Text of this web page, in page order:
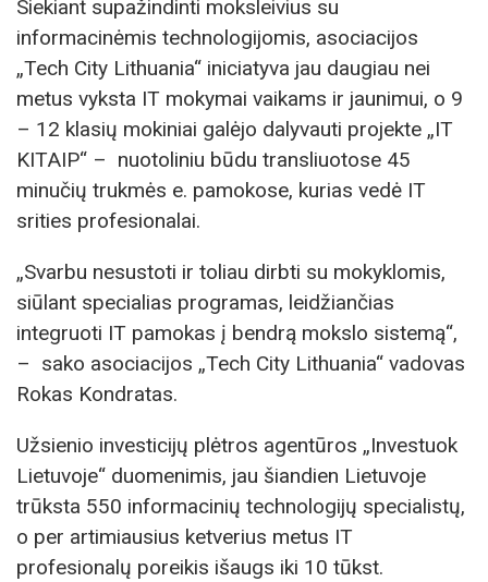
Siekiant supažindinti moksleivius su
informacinėmis technologijomis, asociacijos
„Tech City Lithuania“ iniciatyva jau daugiau nei
metus vyksta IT mokymai vaikams ir jaunimui, o 9
– 12 klasių mokiniai galėjo dalyvauti projekte „IT
KITAIP“ – nuotoliniu būdu transliuotose 45
minučių trukmės e. pamokose, kurias vedė IT
srities profesionalai.
„Svarbu nesustoti ir toliau dirbti su mokyklomis,
siūlant specialias programas, leidžiančias
integruoti IT pamokas į bendrą mokslo sistemą“,
– sako asociacijos „Tech City Lithuania“ vadovas
Rokas Kondratas.
Užsienio investicijų plėtros agentūros „Investuok
Lietuvoje“ duomenimis, jau šiandien Lietuvoje
trūksta 550 informacinių technologijų specialistų,
o per artimiausius ketverius metus IT
profesionalų poreikis išaugs iki 10 tūkst.